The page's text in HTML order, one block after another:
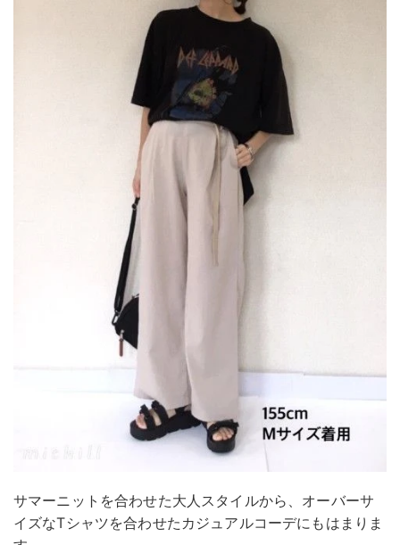
サマーニットを合わせた大人スタイルから、オーバーサ
イズなTシャツを合わせたカジュアルコーデにもはまりま